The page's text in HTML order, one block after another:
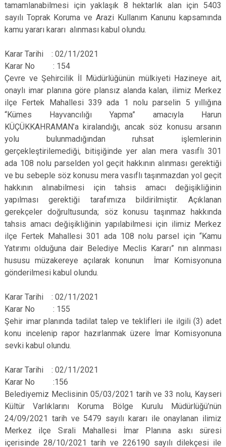
tamamlanabilmesi için yaklaşık 8 hektarlık alan için 5403
sayılı Toprak Koruma ve Arazi Kullanım Kanunu kapsamında
kamu yararı kararı alınması kabul olundu.
Karar Tarihi : 02/11/2021
Karar No : 154
Çevre ve Şehircilik İl Müdürlüğünün mülkiyeti Hazineye ait,
onaylı imar planına göre plansız alanda kalan, ilimiz Merkez
ilçe Fertek Mahallesi 339 ada 1 nolu parselin 5 yıllığına
“Kümes Hayvancılığı Yapma” amacıyla Harun
KÜÇÜKKAHRAMAN’a kiralandığı, ancak söz konusu arsanın
yolu bulunmadığından ruhsat işlemlerinin
gerçekleştirilemediği, bitişiğinde yer alan mera vasıflı 301
ada 108 nolu parselden yol geçit hakkının alınması gerektiği
ve bu sebeple söz konusu mera vasıflı taşınmazdan yol geçit
hakkının alınabilmesi için tahsis amacı değişikliğinin
yapılması gerektiği tarafımıza bildirilmiştir. Açıklanan
gerekçeler doğrultusunda; söz konusu taşınmaz hakkında
tahsis amacı değişikliğinin yapılabilmesi için ilimiz Merkez
ilçe Fertek Mahallesi 301 ada 108 nolu parsel için “Kamu
Yatırımı olduğuna dair Belediye Meclis Kararı” nın alınması
hususu müzakereye açılarak konunun İmar Komisyonuna
gönderilmesi kabul olundu.
Karar Tarihi : 02/11/2021
Karar No : 155
Şehir imar planında tadilat talep ve teklifleri ile ilgili (3) adet
konu incelenip rapor hazırlanmak üzere İmar Komisyonuna
sevki kabul olundu.
Karar Tarihi : 02/11/2021
Karar No :156
Belediyemiz Meclisinin 05/03/2021 tarih ve 33 nolu, Kayseri
Kültür Varlıklarını Koruma Bölge Kurulu Müdürlüğü’nün
24/09/2021 tarih ve 5479 sayılı kararı ile onaylanan ilimiz
Merkez ilçe Sırali Mahallesi İmar Planına askı süresi
içerisinde 28/10/2021 tarih ve 226190 sayılı dilekçesi ile